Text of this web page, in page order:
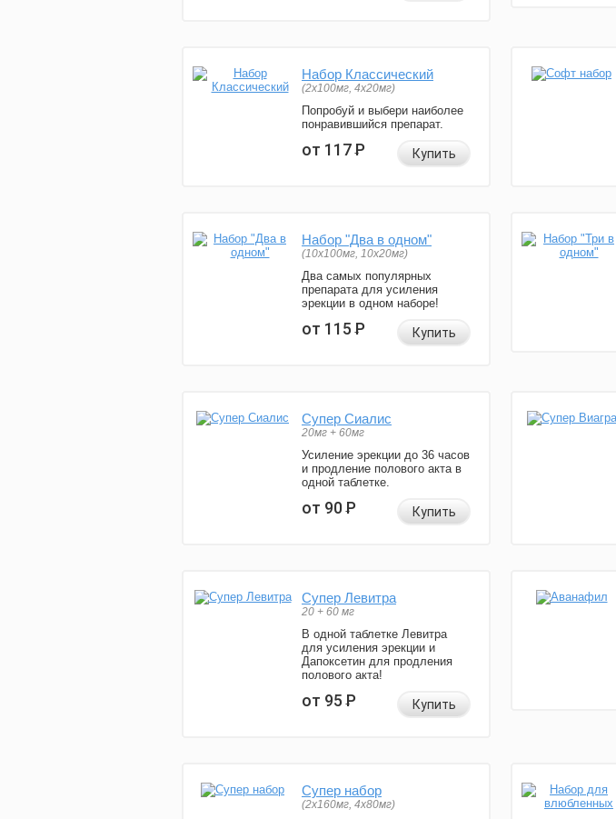
Набор Классический
(2x100мг, 4x20мг)
Попробуй и выбери наиболее
понравившийся препарат.
от 117Р Купить
Набор "Два в одном"
(10x100мг, 10x20мг)
Два самых популярных
препарата для усиления
эрекции в одном наборе!
от 115Р Купить
Супер Сиалис
20мг + 60мг
Усиление эрекции до 36 часов
и продление полового акта в
одной таблетке.
от 90Р Купить
Супер Левитра
20 + 60 мг
В одной таблетке Левитра
для усиления эрекции и
Дапоксетин для продления
полового акта!
от 95Р Купить
Супер набор
(2х160мг, 4х80мг)